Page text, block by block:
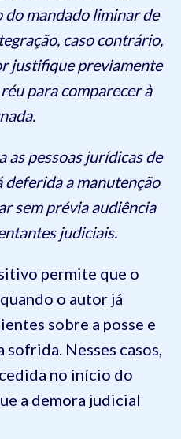
do mandado liminar de
caso contrário,
justifique previamente
para comparecer à
as pessoas jurídicas de
a manutenção
sem prévia audiência
judiciais.
permite que o
o autor já
sobre a posse e
sofrida. Nesses casos,
no início do
a demora judicial